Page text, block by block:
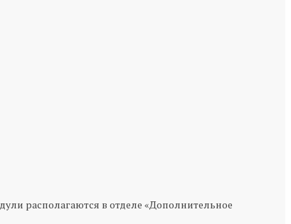
располагаются в отделе «Дополнительное